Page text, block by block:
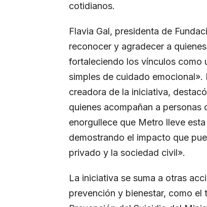
cotidianos.
Flavia Gal, presidenta de
reconocer y agradecer a
fortaleciendo los vínculos como
simples de cuidado
creadora de la iniciativa,
quienes acompañan a
enorgullece que Metro lleve
demostrando el impacto que
privado y la sociedad civil».
La iniciativa se suma a otras
prevención y bienestar, como